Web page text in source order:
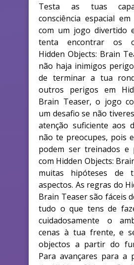
Testa as tuas
consciência espacial em
com um jogo divertido
tenta encontrar os
Hidden Objects: Brain
não haja inimigos
de terminar a tua
outros perigos em
Brain Teaser, o jogo
um desafio se não
atenção suficiente aos
não te preocupes, pois
podem ser treinados e
com Hidden Objects:
muitas hipóteses de
aspectos. As regras do
Brain Teaser são fáceis
tudo o que tens de
cuidadosamente o
cenas à tua frente, e
objectos a partir do
Para avançares para a